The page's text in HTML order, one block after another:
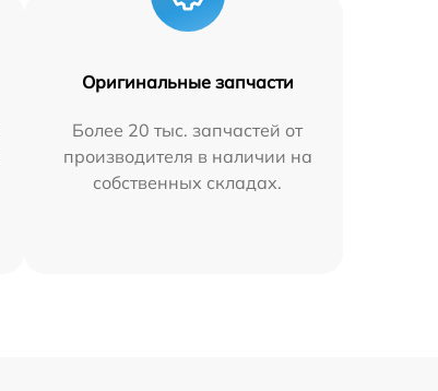
Оригинальные запчасти
Более 20 тыс. запчастей от
производителя в наличии на
собственных складах.